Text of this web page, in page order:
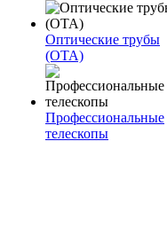
Оптические трубы
(OTA)
Профессиональные
телескопы